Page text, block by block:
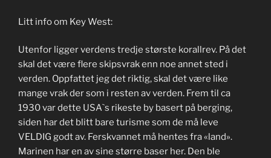
Litt info om Key West:
Utenfor ligger verdens tredje største korallrev. På det
skal det være flere skipsvrak enn noe annet sted i
verden. Oppfattet jeg det riktig, skal det være like
mange vrak der som i resten av verden. Frem til ca
1930 var dette USA`s rikeste by basert på berging,
siden har det blitt bare turisme som de må leve
VELDIG godt av. Ferskvannet må hentes fra «land».
Marinen har en av sine større baser her. Den ble